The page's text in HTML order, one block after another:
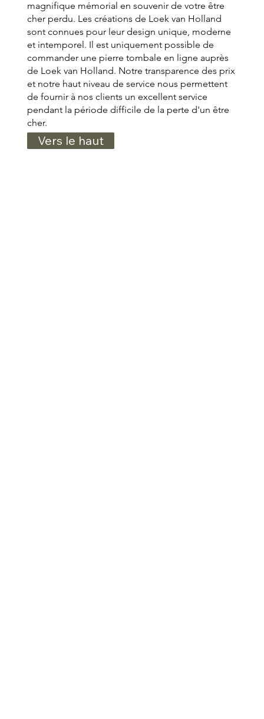
magnifique mémorial en souvenir de votre être
cher perdu. Les créations de Loek van Holland
sont connues pour leur design unique, moderne
et intemporel. Il est uniquement possible de
commander une pierre tombale en ligne auprès
de Loek van Holland. Notre transparence des prix
et notre haut niveau de service nous permettent
de fournir à nos clients un excellent service
pendant la période difficile de la perte d'un être
cher.
Vers le haut